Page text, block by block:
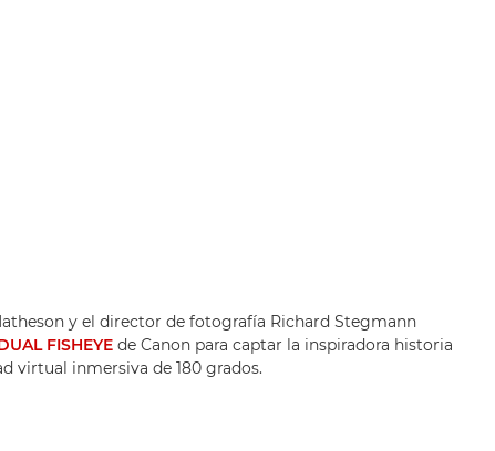
y el director de fotografía Richard Stegmann
FISHEYE de Canon para captar la inspiradora historia
virtual inmersiva de 180 grados.